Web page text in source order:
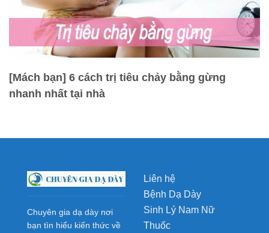
[Mách bạn] 6 cách trị tiêu chảy bằng gừng
nhanh nhất tại nhà
Chuyên gia dạ dày nơi
bạn tìn hiểu kiến thức về
Liên hệ
Bệnh Dạ Dày
Sinh Lý Nam Nữ
Thuốc